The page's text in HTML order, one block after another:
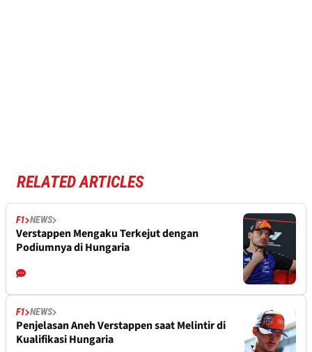
RELATED ARTICLES
F1 NEWS
Verstappen Mengaku Terkejut dengan
Podiumnya di Hungaria
F1 NEWS
Penjelasan Aneh Verstappen saat Melintir di
Kualifikasi Hungaria